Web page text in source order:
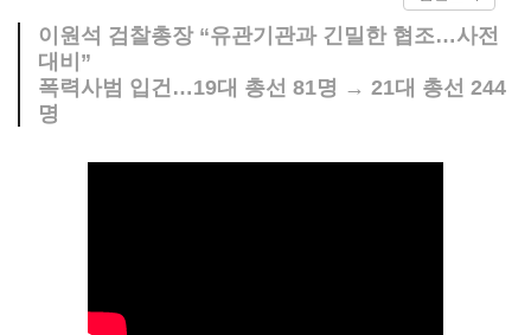
이원석 검찰총장 “유관기관과 긴밀한 협조…사전
대비”
폭력사범 입건…19대 총선 81명 → 21대 총선 244
명